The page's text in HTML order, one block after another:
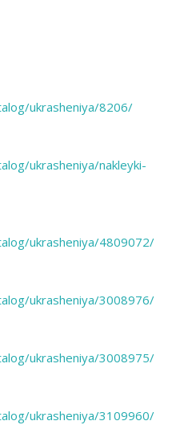
ukrasheniya/8206/
ukrasheniya/nakleyki-
ukrasheniya/4809072/
ukrasheniya/3008976/
ukrasheniya/3008975/
ukrasheniya/3109960/